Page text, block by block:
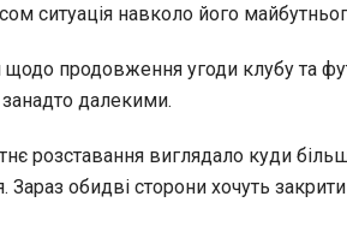
ситуація навколо його
щодо продовження угоди клубу та
занадто далекими.
розставання виглядало куди
Зараз обидві сторони хочуть